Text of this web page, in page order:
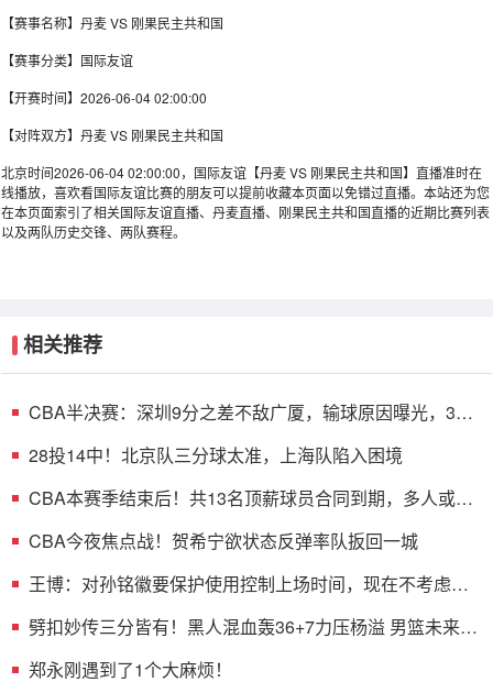
【赛事名称】 丹麦 VS 刚果民主共和国
【赛事分类】 国际友谊
【开赛时间】 2026-06-04 02:00:00
【对阵双方】 丹麦 VS 刚果民主共和国
北京时间2026-06-04 02:00:00，国际友谊【丹麦 VS 刚果民主共和国】直播准时在
线播放，喜欢看国际友谊比赛的朋友可以提前收藏本页面以免错过直播。本站还为您
在本页面索引了相关国际友谊直播、丹麦直播、刚果民主共和国直播的近期比赛列表
以及两队历史交锋、两队赛程。
相关推荐
CBA半决赛：深圳9分之差不敌广厦，输球原因曝光，3人
28投14中！北京队三分球太准，上海队陷入困境
CBA本赛季结束后！共13名顶薪球员合同到期，多人或遭
CBA今夜焦点战！贺希宁欲状态反弹率队扳回一城
王博：对孙铭徽要保护使用控制上场时间，现在不考虑总
劈扣妙传三分皆有！黑人混血轰36+7力压杨溢 男篮未来十
郑永刚遇到了1个大麻烦！